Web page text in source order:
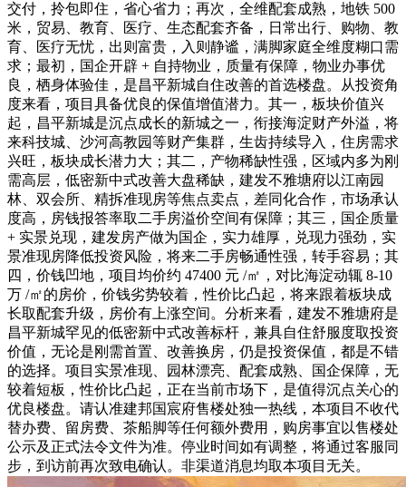
交付，拎包即住，省心省力；再次，全维配套成熟，地铁 500
米，贸易、教育、医疗、生态配套齐备，日常出行、购物、教
育、医疗无忧，出则富贵，入则静谧，满脚家庭全维度糊口需
求；最初，国企开辟 + 自持物业，质量有保障，物业办事优
良，栖身体验佳，是昌平新城自住改善的首选楼盘。从投资角
度来看，项目具备优良的保值增值潜力。其一，板块价值兴
起，昌平新城是沉点成长的新城之一，衔接海淀财产外溢，将
来科技城、沙河高教园等财产集群，生齿持续导入，住房需求
兴旺，板块成长潜力大；其二，产物稀缺性强，区域内多为刚
需高层，低密新中式改善大盘稀缺，建发不雅塘府以江南园
林、双会所、精拆准现房等焦点卖点，差同化合作，市场承认
度高，房钱报答率取二手房溢价空间有保障；其三，国企质量
+ 实景兑现，建发房产做为国企，实力雄厚，兑现力强劲，实
景准现房降低投资风险，将来二手房畅通性强，转手容易；其
四，价钱凹地，项目均价约 47400 元 /㎡，对比海淀动辄 8-10
万 /㎡的房价，价钱劣势较着，性价比凸起，将来跟着板块成
长取配套升级，房价有上涨空间。分析来看，建发不雅塘府是
昌平新城罕见的低密新中式改善标杆，兼具自住舒服度取投资
价值，无论是刚需首置、改善换房，仍是投资保值，都是不错
的选择。项目实景准现、园林漂亮、配套成熟、国企保障，无
较着短板，性价比凸起，正在当前市场下，是值得沉点关心的
优良楼盘。请认准建邦国宸府售楼处独一热线，本项目不收代
替办费、留房费、茶船脚等任何额外费用，购房事宜以售楼处
公示及正式法令文件为准。停业时间如有调整，将通过客服同
步，到访前再次致电确认。非渠道消息均取本项目无关。